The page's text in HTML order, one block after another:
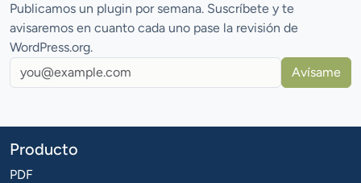
Publicamos un plugin por semana. Suscríbete y te
avisaremos en cuanto cada uno pase la revisión de
WordPress.org.
Avísame
Producto
PDF